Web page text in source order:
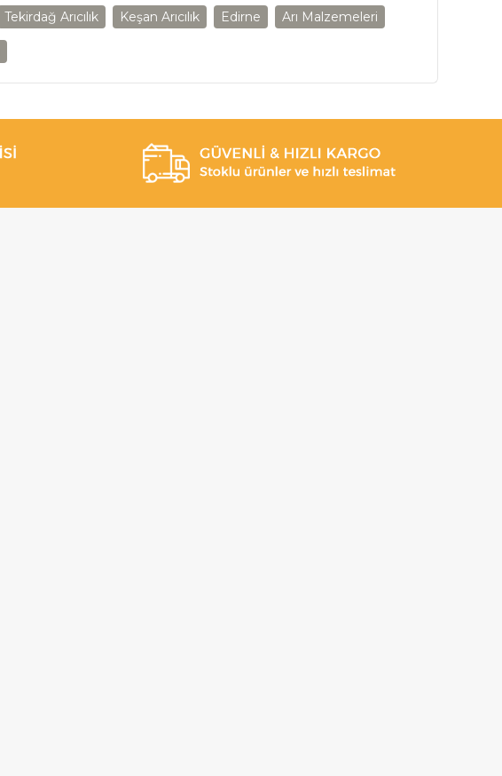
Tekirdağ Arıcılık Keşan Arıcılık Edirne Arı Malzemeleri